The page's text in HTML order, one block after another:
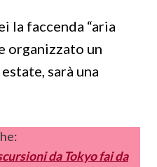
la faccenda “aria
organizzato un
sarà una
da Tokyo fai da